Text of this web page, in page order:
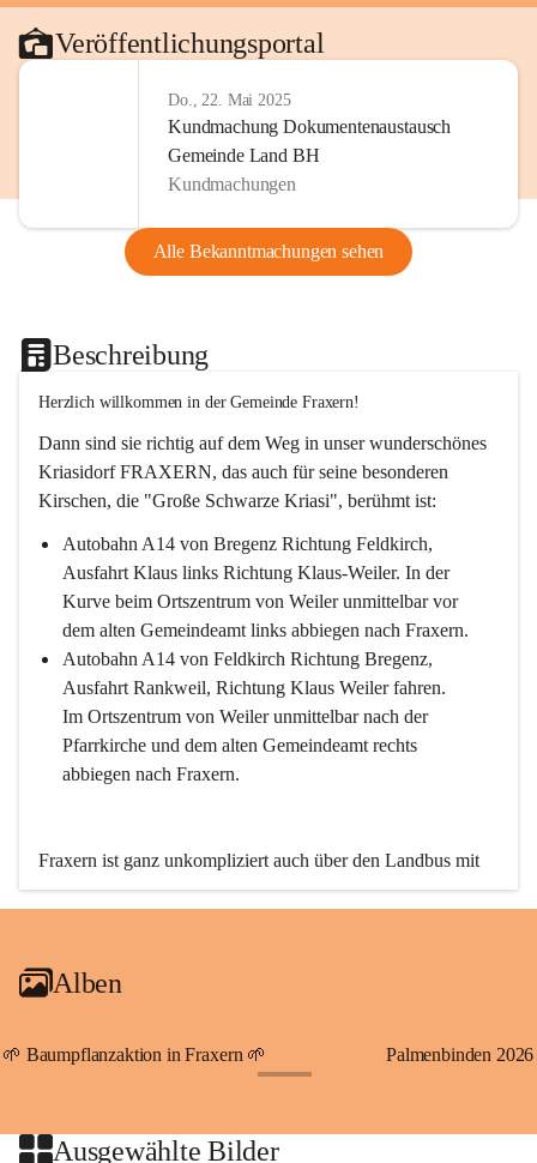
Veröffentlichungsportal
Do., 22. Mai 2025
Kundmachung Dokumentenaustausch
Gemeinde Land BH
Kundmachungen
Alle Bekanntmachungen sehen
Beschreibung
Herzlich willkommen in der Gemeinde Fraxern!
Dann sind sie richtig auf dem Weg in unser wunderschönes
Kriasidorf FRAXERN, das auch für seine besonderen
Kirschen, die "Große Schwarze Kriasi", berühmt ist:
Autobahn A14 von Bregenz Richtung Feldkirch,
Ausfahrt Klaus links Richtung Klaus-Weiler. In der
Kurve beim Ortszentrum von Weiler unmittelbar vor
dem alten Gemeindeamt links abbiegen nach Fraxern.
Autobahn A14 von Feldkirch Richtung Bregenz,
Ausfahrt Rankweil, Richtung Klaus Weiler fahren.
Im Ortszentrum von Weiler unmittelbar nach der
Pfarrkirche und dem alten Gemeindeamt rechts
abbiegen nach Fraxern.
Fraxern ist ganz unkompliziert auch über den Landbus mit
den öffentlichen Verkehrsmitteln zu erreichen. Die Linie
An Samstagen, Sonn- und Feiertagen können Sie bequem
persönlichen Linienbus zur gewünschten Zeit zu Ihrer
Haltestelle bestellen. Sowohl von Weiler kommend nach
beide Fahrten Weiler-Fraxern-Weiler.
Alben
🌱 Baumpflanzaktion in Fraxern 🌱 Palmenbinden 2026
Ausgewählte Bilder